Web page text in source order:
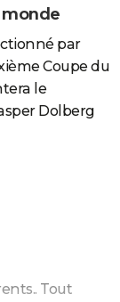
monde
par
Coupe du
le
Dolberg
Tout